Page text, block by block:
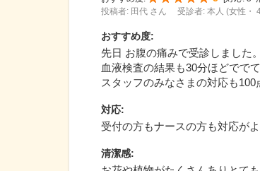
投稿者: 田代 さん
受診者: 本人 (女性・
おすすめ度:
先日 お腹の痛みで受診しました。
血液検査の結果も30分ほどでで
スタッフのみなさまの対応も100
対応:
受付の方もナースの方も対応が
清潔感: